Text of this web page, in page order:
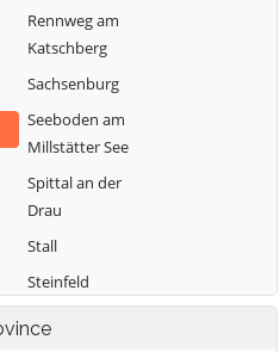
Rennweg am
Katschberg
Sachsenburg
Seeboden am
Millstätter See
Spittal an der
Drau
Stall
Steinfeld